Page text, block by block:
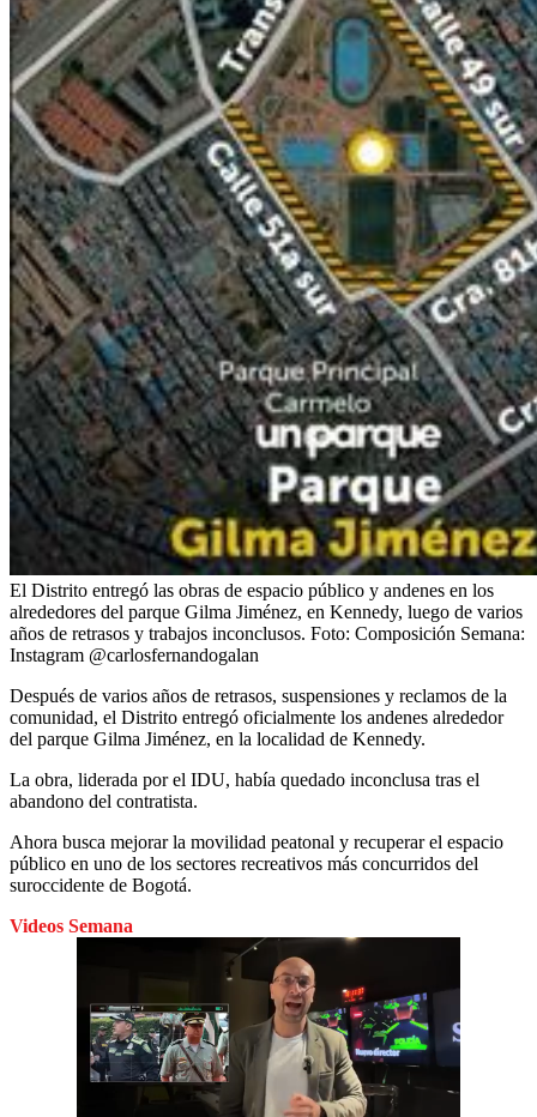
El Distrito entregó las obras de espacio público y andenes en los
alrededores del parque Gilma Jiménez, en Kennedy, luego de varios
años de retrasos y trabajos inconclusos. Foto: Composición Semana:
Instagram @carlosfernandogalan
Después de varios años de retrasos, suspensiones y reclamos de la
comunidad, el Distrito entregó oficialmente los andenes alrededor
del parque Gilma Jiménez, en la localidad de Kennedy.
La obra, liderada por el IDU, había quedado inconclusa tras el
abandono del contratista.
Ahora busca mejorar la movilidad peatonal y recuperar el espacio
público en uno de los sectores recreativos más concurridos del
suroccidente de Bogotá.
Videos Semana